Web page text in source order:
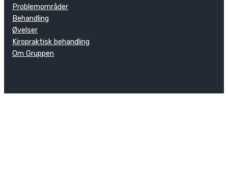
Problemområder
Behandling
Øvelser
Kiropraktisk behandling
Om Gruppen